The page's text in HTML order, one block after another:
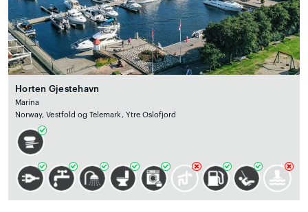
Horten Gjestehavn
Marina
Norway, Vestfold og Telemark, Ytre Oslofjord